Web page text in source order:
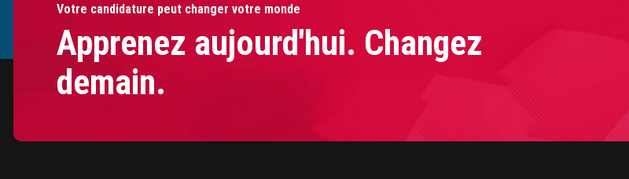
Votre candidature peut changer votre monde
Apprenez aujourd'hui. Changez
demain.